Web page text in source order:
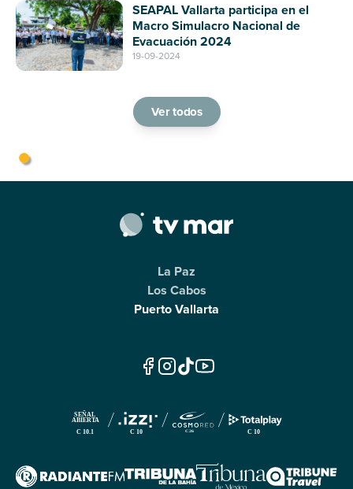
como un espacio de arte y cultura en
Puerto Vallarta
SEAPAL Vallarta participa en el
Macro Simulacro Nacional de
Evacuación 2024
19-09-2024
Ver todos
La Paz
Los Cabos
Puerto Vallarta